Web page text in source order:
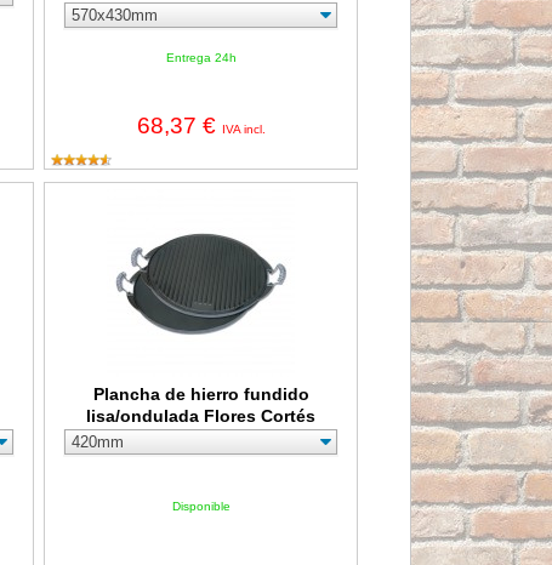
Entrega 24h
68,37 € IVA incl.
Plancha de hierro fundido
lisa/ondulada Flores Cortés
Disponible
Plancha de hierro fundido lisa/ondulada Flores Cortés